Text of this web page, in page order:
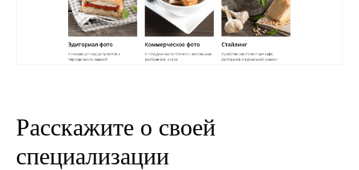
Расскажите о своей
специализации